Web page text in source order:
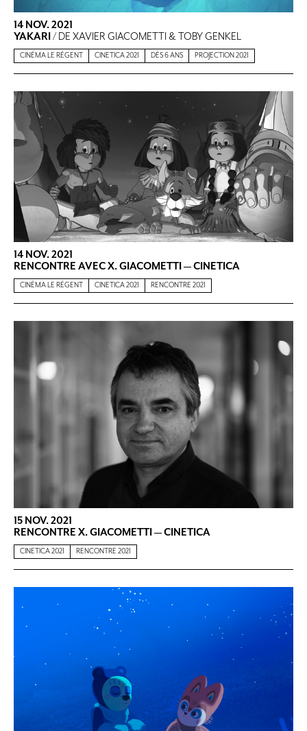
14 NOV. 2021
YAKARI / DE XAVIER GIACOMETTI & TOBY GENKEL
CINÉMA LE RÉGENT CINETICA 2021 DÈS 6 ANS PROJECTION 2021
14 NOV. 2021
RENCONTRE AVEC X. GIACOMETTI — CINETICA
CINÉMA LE RÉGENT CINETICA 2021 RENCONTRE 2021
15 NOV. 2021
RENCONTRE X. GIACOMETTI — CINETICA
CINETICA 2021 RENCONTRE 2021